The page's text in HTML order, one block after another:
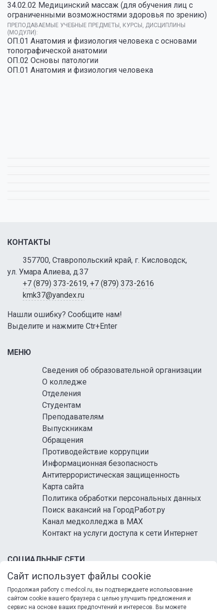
34.02.02 Медицинский массаж (для обучения лиц с
ограниченными возможностями здоровья по зрению)
ПРЕПОДАВАЕМЫЕ УЧЕБНЫЕ ПРЕДМЕТЫ, КУРСЫ, ДИСЦИПЛИНЫ
(МОДУЛИ):
ОП.01 Анатомия и физиология человека с основами
топографической анатомии
ОП.02 Основы патологии
ОП.01 Анатомия и физиология человека
КОНТАКТЫ
357700, Ставропольский край, г. Кисловодск,
ул. Умара Алиева, д.37
+7 (879) 373-2619, +7 (879) 373-2616
kmk37@yandex.ru
Нашли ошибку? Сообщите нам!
Выделите и нажмите Ctr+Enter
МЕНЮ
Сведения об образовательной организации
О колледже
Отделения
Студентам
Преподавателям
Выпускникам
Обращения
Противодействие коррупции
Информационная безопасность
Антитеррористическая защищенность
Карта сайта
Политика обработки персональных данных
Поиск вакансий на ГородРабот.ру
Канал медколледжа в MAX
Контакт на услуги доступа к сети Интернет
СОЦИАЛЬНЫЕ СЕТИ
Сайт использует файлы cookie
Продолжая работу с medcol.ru, вы подтверждаете использование
сайтом cookie вашего браузера с целью улучшить предложения и
сервис на основе ваших предпочтений и интересов. Вы можете